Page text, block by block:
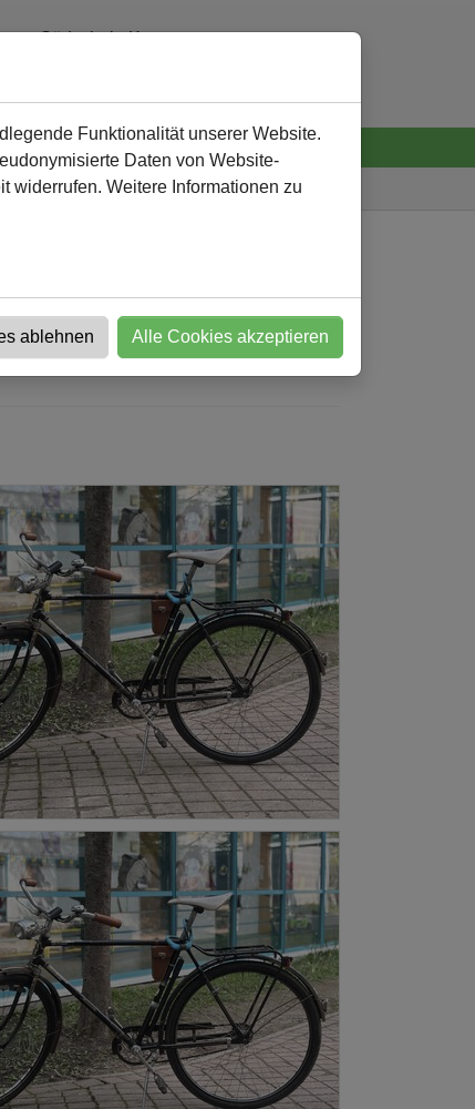
Südschule Kamen
Südschule Nachricht
Funktionalität unserer Website.
Daten von Website-
widerrufen. Weitere Informationen zu
ablehnen Alle Cookies akzeptieren